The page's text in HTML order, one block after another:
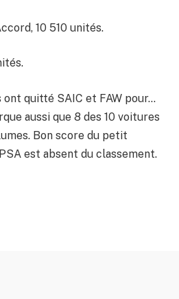
10 510 unités.
ont quitté SAIC et FAW pour…
aussi que 8 des 10 voitures
Bon score du petit
est absent du classement.